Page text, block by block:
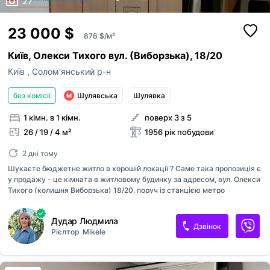
23 000 $ 876 $/м²
Київ, Олекси Тихого вул. (Виборзька), 18/20
Київ , Солом'янський р-н
без комісії Шулявська Шулявка
1 кімн. в 1 кімн.
26 / 19 / 4 м²
поверх 3 з 5
1956 рік побудови
2 дні тому
Шукаєте бюджетне житло в хорошій локації ? Саме така пропозиція є
у продажу - це кімната в житловому будинку за адресом, вул. Олекси
Тихого (колишня Виборзька) 18/20, поруч із станцією метро
кімната, загальною площею 26м2, житловою 19м2, розташована на 3
поверсі 5 поверхового цегляного будинку. На поверсі є загальна
кухня, туалет та душова з ремонтом. Для нагріву води встановлено
бойлер. В кімнаті зроблений ремонт, мебльована, чиста, світла,
склопаке...
Дудар Людмила
Рієлтор Mikele
Дзвінок